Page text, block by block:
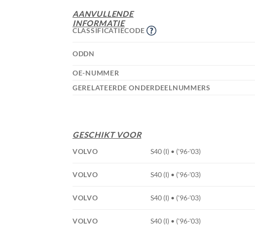
AANVULLENDE
INFORMATIE
CLASSIFICATIECODE
ODDN
OE-NUMMER
GERELATEERDE ONDERDEELNUMMERS
GESCHIKT VOOR
VOLVO S40 (I) • ('96-'03)
VOLVO S40 (I) • ('96-'03)
VOLVO S40 (I) • ('96-'03)
VOLVO S40 (I) • ('96-'03)